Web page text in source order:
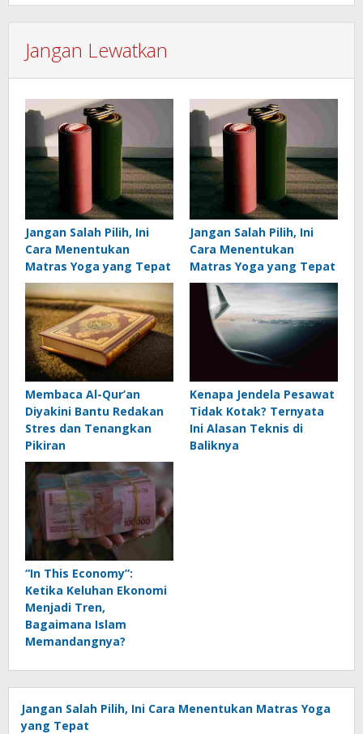
Jangan Lewatkan
Jangan Salah Pilih, Ini
Cara Menentukan
Matras Yoga yang Tepat
Jangan Salah Pilih, Ini
Cara Menentukan
Matras Yoga yang Tepat
Membaca Al-Qur’an
Diyakini Bantu Redakan
Stres dan Tenangkan
Pikiran
Kenapa Jendela Pesawat
Tidak Kotak? Ternyata
Ini Alasan Teknis di
Baliknya
“In This Economy”:
Ketika Keluhan Ekonomi
Menjadi Tren,
Bagaimana Islam
Memandangnya?
Jangan Salah Pilih, Ini Cara Menentukan Matras Yoga
yang Tepat